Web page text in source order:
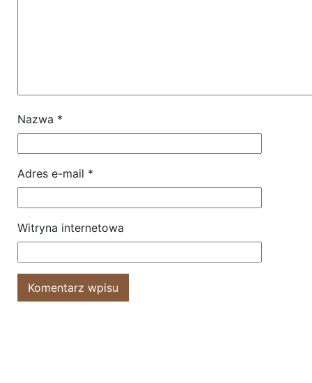
Nazwa *
Adres e-mail *
Witryna internetowa